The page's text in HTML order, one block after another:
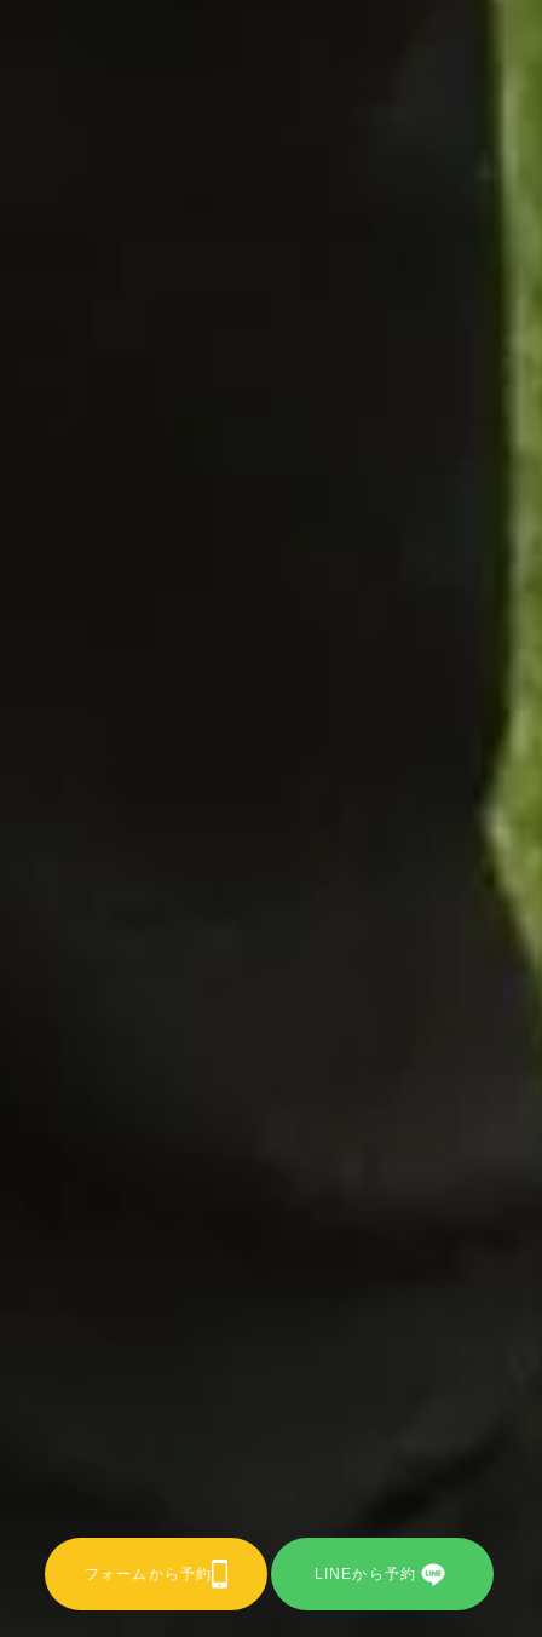
LINEから予約
フォームから予約